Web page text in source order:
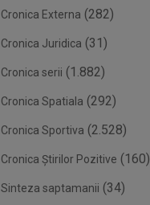
Cronica Externa (282)
Cronica Juridica (31)
Cronica serii (1.882)
Cronica Spatiala (292)
Cronica Sportiva (2.528)
Cronica Știrilor Pozitive (160)
Sinteza saptamanii (34)